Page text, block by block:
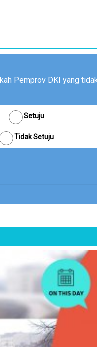
Pemprov DKI yang
Setuju
Tidak Setuju